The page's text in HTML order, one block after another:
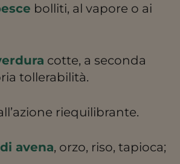
bolliti, al vapore o ai
cotte, a seconda
tollerabilità.
riequilibrante.
avena, orzo, riso, tapioca;